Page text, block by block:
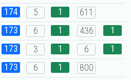
174 5 1
611
173 6 1 436 1
173 3 1 6
1
173 6 1
800